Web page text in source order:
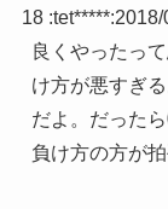
18 :tet*****:2018/
良くやったっ
け方が悪すぎ
だよ。だった
負け方の方が